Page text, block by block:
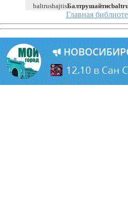
baltrushajtis
Главная